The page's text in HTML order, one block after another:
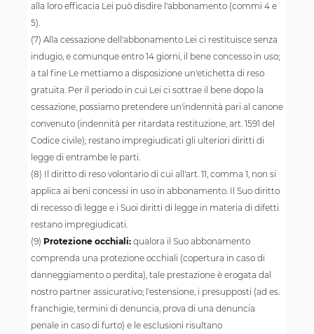
alla loro efficacia Lei può disdire l'abbonamento (commi 4 e
5).
(7) Alla cessazione dell'abbonamento Lei ci restituisce senza
indugio, e comunque entro 14 giorni, il bene concesso in uso;
a tal fine Le mettiamo a disposizione un'etichetta di reso
gratuita. Per il periodo in cui Lei ci sottrae il bene dopo la
cessazione, possiamo pretendere un'indennità pari al canone
convenuto (indennità per ritardata restituzione, art. 1591 del
Codice civile); restano impregiudicati gli ulteriori diritti di
legge di entrambe le parti.
(8) Il diritto di reso volontario di cui all'art. 11, comma 1, non si
applica ai beni concessi in uso in abbonamento. Il Suo diritto
di recesso di legge e i Suoi diritti di legge in materia di difetti
restano impregiudicati.
(9) Protezione occhiali: qualora il Suo abbonamento
comprenda una protezione occhiali (copertura in caso di
danneggiamento o perdita), tale prestazione è erogata dal
nostro partner assicurativo; l'estensione, i presupposti (ad es.
franchigie, termini di denuncia, prova di una denuncia
penale in caso di furto) e le esclusioni risultano